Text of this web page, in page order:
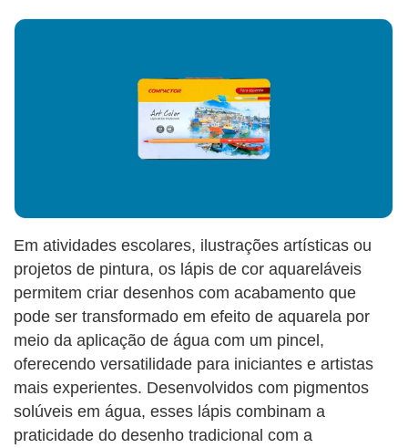
Em atividades escolares, ilustrações artísticas ou
projetos de pintura, os lápis de cor aquareláveis
permitem criar desenhos com acabamento que
pode ser transformado em efeito de aquarela por
meio da aplicação de água com um pincel,
oferecendo versatilidade para iniciantes e artistas
mais experientes. Desenvolvidos com pigmentos
solúveis em água, esses lápis combinam a
praticidade do desenho tradicional com a